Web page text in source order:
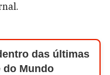
das últimas
do Mundo